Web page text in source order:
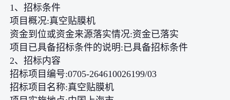
1、招标条件
项目概况:真空贴膜机
资金到位或资金来源落实情况:资金已落实
项目已具备招标条件的说明:已具备招标条件
2、招标内容
招标项目编号:0705-264610026199/03
招标项目名称:真空贴膜机